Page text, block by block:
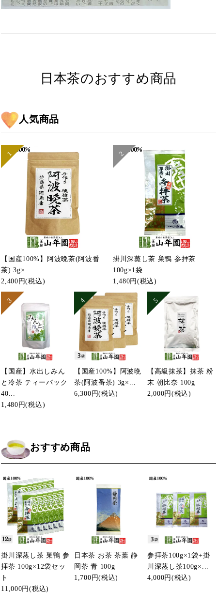
日本茶のおすすめ商品
人気商品
【国産100%】阿波晩茶(阿波番
茶) 3g×...
2,400円(税込)
掛川深蒸し茶 巣鴨 参拝茶
100g×1袋
1,480円(税込)
【国産】水出しみん
と冷茶 ティーパック
40...
1,480円(税込)
【国産100%】阿波晩
茶(阿波番茶) 3g×...
6,300円(税込)
【高級抹茶】抹茶 粉
末 朝比奈 100g
2,000円(税込)
おすすめ商品
掛川深蒸し茶 巣鴨 参
拝茶 100g×12袋セッ
ト
11,000円(税込)
日本茶 お茶 茶葉 静
岡茶 青 100g
1,700円(税込)
参拝茶100g×1袋+掛
川深蒸し茶100g×...
4,000円(税込)